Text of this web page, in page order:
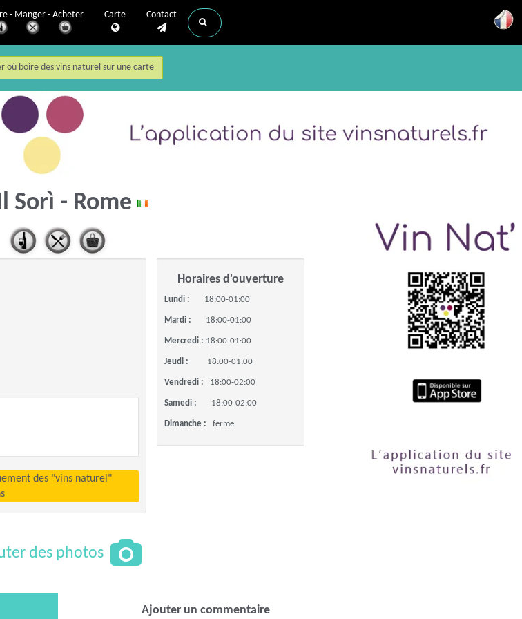
- Manger - Acheter Carte Contact
où boire des vins naturel sur une carte
Sorì - Rome
des "vins naturel"
Horaires d'ouverture
Lundi : 18:00-01:00
Mardi : 18:00-01:00
Mercredi : 18:00-01:00
Jeudi : 18:00-01:00
Vendredi : 18:00-02:00
Samedi : 18:00-02:00
Dimanche : ferme
des photos
Ajouter un commentaire